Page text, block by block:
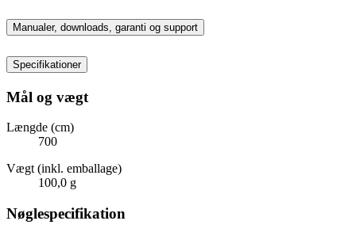
Manualer, downloads, garanti og support
Specifikationer
Mål og vægt
Længde (cm)
700
Vægt (inkl. emballage)
100,0 g
Nøglespecifikation